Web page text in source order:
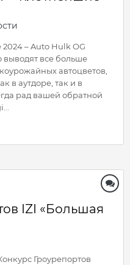
– Auto Hulk OG
все больше
автоцветов,
в аутдоре, так и в
рад вашей обратной
IZI «Большая
Гроурепортов